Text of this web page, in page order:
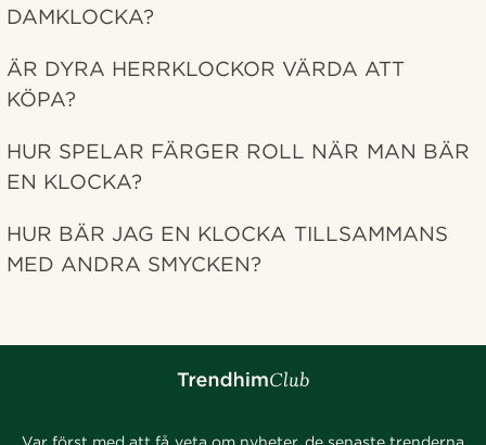
DAMKLOCKA?
ÄR DYRA HERRKLOCKOR VÄRDA ATT
KÖPA?
HUR SPELAR FÄRGER ROLL NÄR MAN BÄR
EN KLOCKA?
HUR BÄR JAG EN KLOCKA TILLSAMMANS
MED ANDRA SMYCKEN?